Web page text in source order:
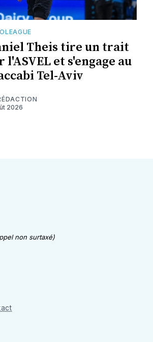
Theis tire un trait
l'ASVEL et s'engage au
Tel-Aviv
2026
non surtaxé)